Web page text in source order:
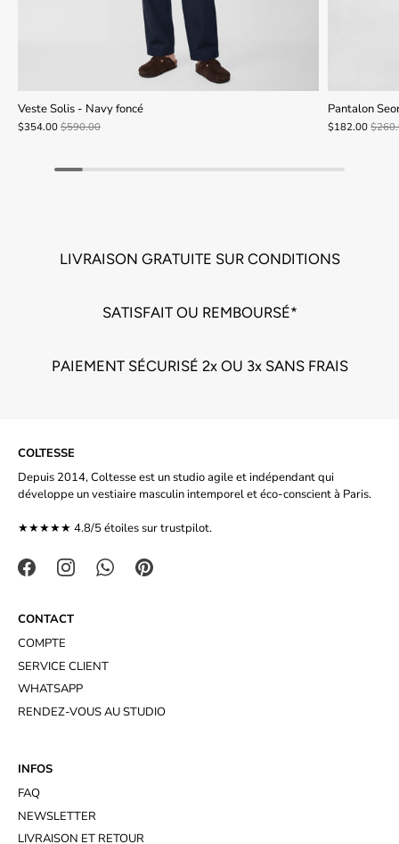
Veste Solis - Navy foncé
$354.00 $590.00
Pantalon
$182.00
LIVRAISON GRATUITE SUR CONDITIONS
SATISFAIT OU REMBOURSÉ*
PAIEMENT SÉCURISÉ 2x OU 3x SANS FRAIS
COLTESSE
Depuis 2014, Coltesse est un studio agile et indépendant qui
développe un vestiaire masculin intemporel et éco-conscient à Paris.
★★★★★ 4.8/5 étoiles surtrustpilot.
CONTACT
COMPTE
SERVICE CLIENT
WHATSAPP
RENDEZ-VOUS AU STUDIO
INFOS
FAQ
NEWSLETTER
LIVRAISON ET RETOUR